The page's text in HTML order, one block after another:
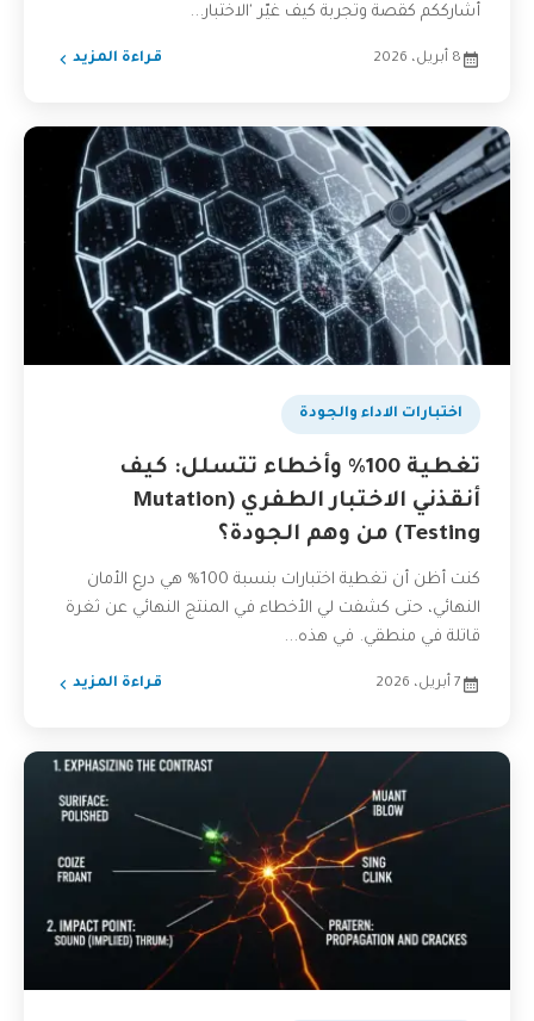
أشارككم كقصة وتجربة كيف غيّر 'الاختبار...
8 أبريل، 2026 قراءة المزيد
اختبارات الاداء والجودة
تغطية 100% وأخطاء تتسلل: كيف
أنقذني الاختبار الطفري (Mutation
Testing) من وهم الجودة؟
كنت أظن أن تغطية اختبارات بنسبة 100% هي درع الأمان
النهائي، حتى كشفت لي الأخطاء في المنتج النهائي عن ثغرة
قاتلة في منطقي. في هذه...
7 أبريل، 2026 قراءة المزيد